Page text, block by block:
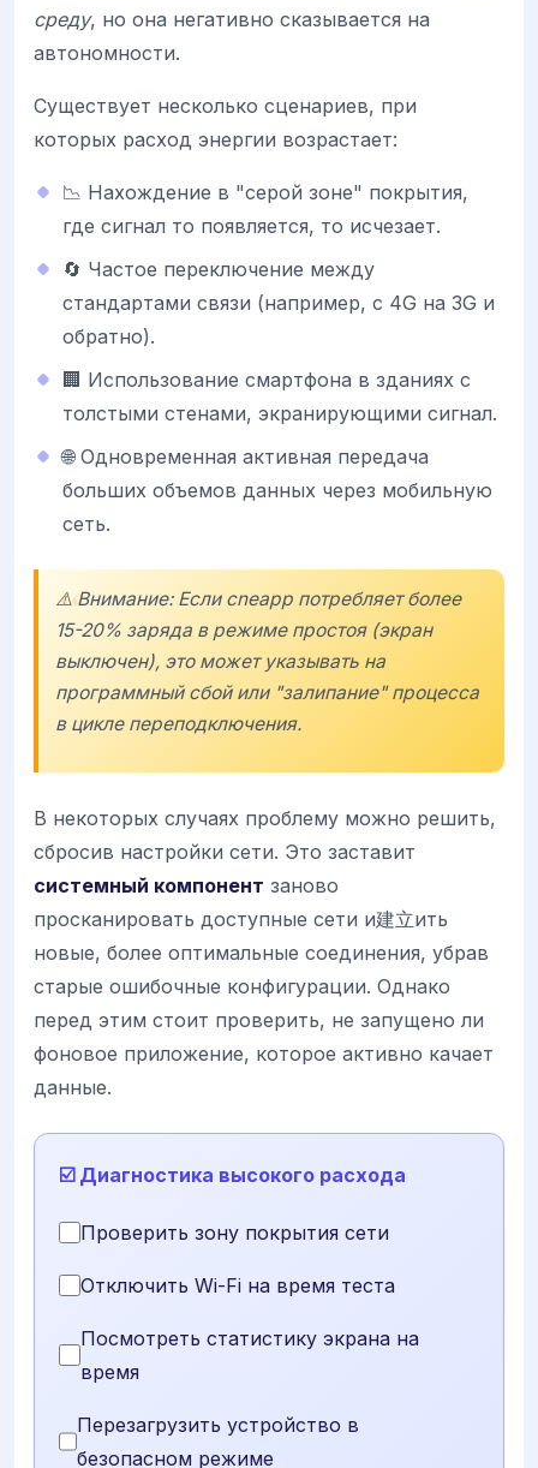
среду, но она негативно сказывается на
автономности.
Существует несколько сценариев, при
которых расход энергии возрастает:
📉 Нахождение в "серой зоне" покрытия,
где сигнал то появляется, то исчезает.
🔄 Частое переключение между
стандартами связи (например, с 4G на 3G и
обратно).
🏢 Использование смартфона в зданиях с
толстыми стенами, экранирующими сигнал.
🌐 Одновременная активная передача
больших объемов данных через мобильную
сеть.
⚠️ Внимание: Если cneapp потребляет более
15-20% заряда в режиме простоя (экран
выключен), это может указывать на
программный сбой или "залипание" процесса
в цикле переподключения.
В некоторых случаях проблему можно решить,
сбросив настройки сети. Это заставит
системный компонент заново
просканировать доступные сети и建立ить
новые, более оптимальные соединения, убрав
старые ошибочные конфигурации. Однако
перед этим стоит проверить, не запущено ли
фоновое приложение, которое активно качает
данные.
☑️ Диагностика высокого расхода
Проверить зону покрытия сети
Отключить Wi-Fi на время теста
Посмотреть статистику экрана на
время
Перезагрузить устройство в
безопасном режиме